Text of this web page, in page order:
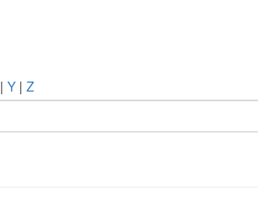
| Y | Z